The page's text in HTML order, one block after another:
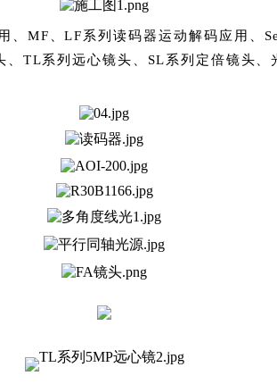
MF、LF系列读码器运动解码应用、
TL系列远心镜头、SL系列定倍镜头